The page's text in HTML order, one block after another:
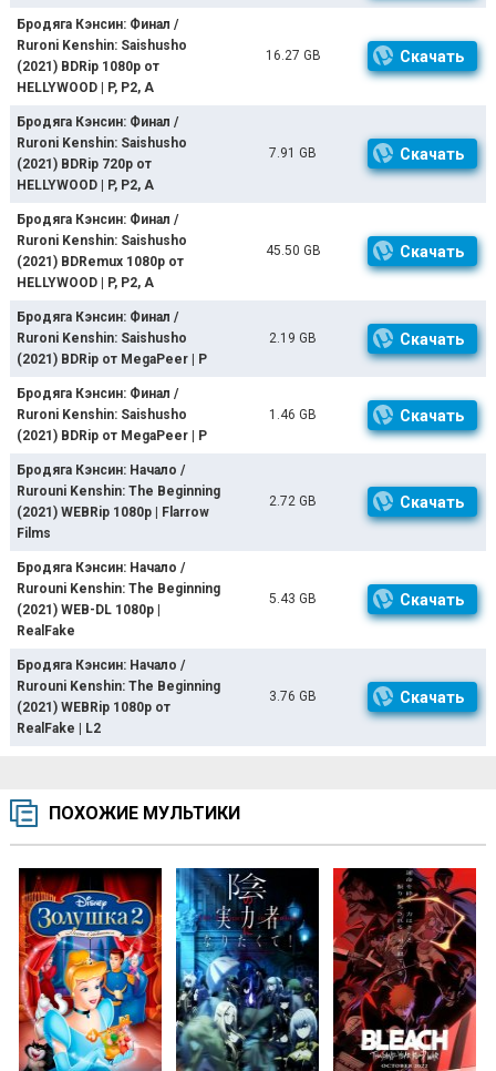
Бродяга Кэнсин: Финал /
Ruroni Kenshin: Saishusho
(2021) BDRip 1080p от
HELLYWOOD | P, P2, A
16.27 GB Скачать
Бродяга Кэнсин: Финал /
Ruroni Kenshin: Saishusho
(2021) BDRip 720p от
HELLYWOOD | P, P2, A
7.91 GB Скачать
Бродяга Кэнсин: Финал /
Ruroni Kenshin: Saishusho
(2021) BDRemux 1080p от
HELLYWOOD | P, P2, A
45.50 GB Скачать
Бродяга Кэнсин: Финал /
Ruroni Kenshin: Saishusho
(2021) BDRip от MegaPeer | P
2.19 GB Скачать
Бродяга Кэнсин: Финал /
Ruroni Kenshin: Saishusho
(2021) BDRip от MegaPeer | P
1.46 GB Скачать
Бродяга Кэнсин: Начало /
Rurouni Kenshin: The Beginning
(2021) WEBRip 1080p | Flarrow
Films
2.72 GB Скачать
Бродяга Кэнсин: Начало /
Rurouni Kenshin: The Beginning
(2021) WEB-DL 1080p |
RealFake
5.43 GB Скачать
Бродяга Кэнсин: Начало /
Rurouni Kenshin: The Beginning
(2021) WEBRip 1080p от
RealFake | L2
3.76 GB Скачать
ПОХОЖИЕ МУЛЬТИКИ